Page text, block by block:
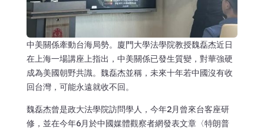
中美關係牽動台海局勢。廈門大學法學院教授魏磊杰近日
在上海一場講座上指出，中美關係已發生質變，對華強硬
成為美國朝野共識。魏磊杰並稱，未來十年若中國沒有收
回台灣，可能永遠就收不回。
魏磊杰曾是政大法學院訪問學人，今年2月曾來台客座研
修，並在今年6月於中國媒體觀察者網發表文章〈特朗普